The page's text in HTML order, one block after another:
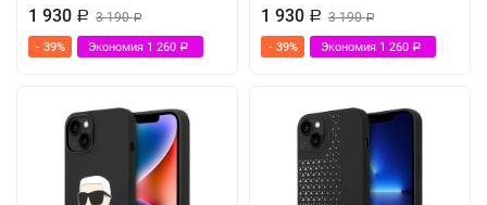
1 930 Р 3 190Р
- 39% Экономия 1 260 Р
1 930 Р 3 190Р
- 39% Экономия 1 260 Р